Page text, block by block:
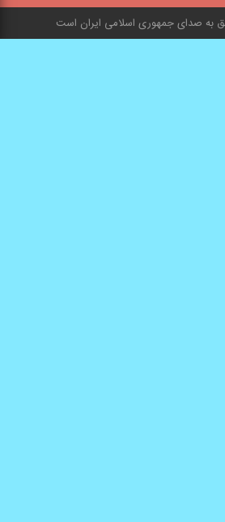
به صدای جمهوری اسلامی ایران است